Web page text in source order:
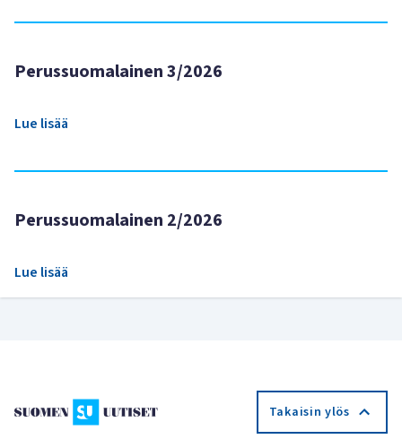
Perussuomalainen 3/2026
Lue lisää
Perussuomalainen 2/2026
Lue lisää
Takaisin ylös